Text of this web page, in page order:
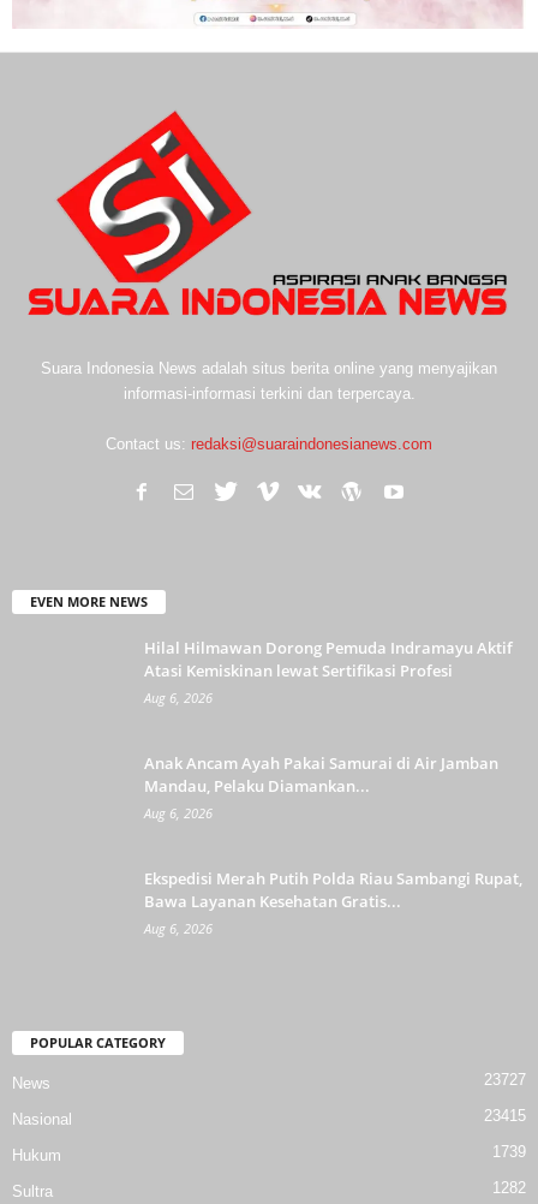
Suara Indonesia News adalah situs berita online yang menyajikan
informasi-informasi terkini dan terpercaya.
Contact us: redaksi@suaraindonesianews.com
EVEN MORE NEWS
Hilal Hilmawan Dorong Pemuda Indramayu Aktif
Atasi Kemiskinan lewat Sertifikasi Profesi
Aug 6, 2026
Anak Ancam Ayah Pakai Samurai di Air Jamban
Mandau, Pelaku Diamankan...
Aug 6, 2026
Ekspedisi Merah Putih Polda Riau Sambangi Rupat,
Bawa Layanan Kesehatan Gratis...
Aug 6, 2026
POPULAR CATEGORY
News 23727
Nasional 23415
Hukum 1739
Sultra 1282